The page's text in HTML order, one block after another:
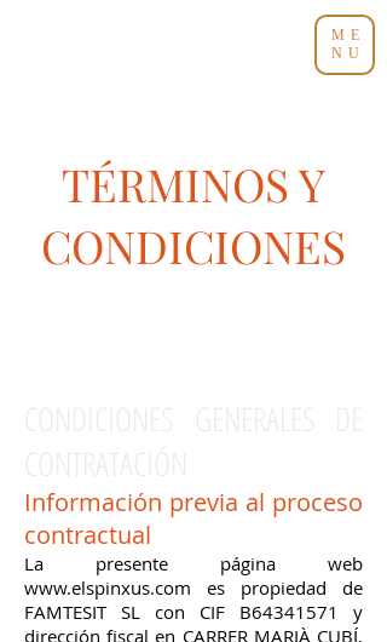
ME
NU
TÉRMINOS Y
CONDICIONES
Información previa al proceso
contractual
La presente página web
www.elspinxus.com es propiedad de
FAMTESIT SL con CIF B64341571 y
dirección fiscal en CARRER MARIÀ CUBÍ,